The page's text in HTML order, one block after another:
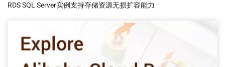
RDS SQL Server实例支持存储资源无损扩容能力